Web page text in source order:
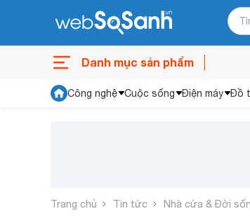
Danh mục sản phẩm
Công nghệ Cuộc sống Điện máy Đồ
Trang chủ Tin tức Nhà cửa & Đời